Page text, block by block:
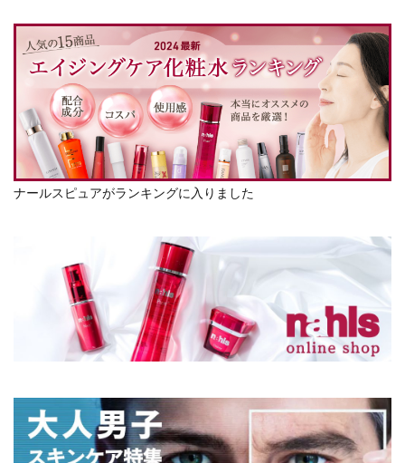
ナールスピュアがランキングに入りました